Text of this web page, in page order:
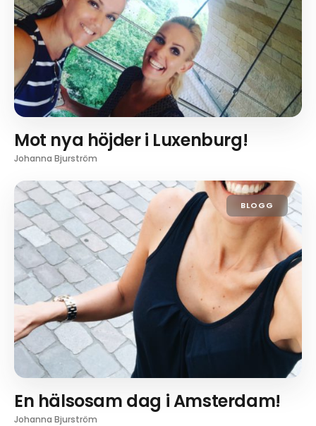
Mot nya höjder i Luxenburg!
Johanna Bjurström
BLOGG
En hälsosam dag i Amsterdam!
Johanna Bjurström